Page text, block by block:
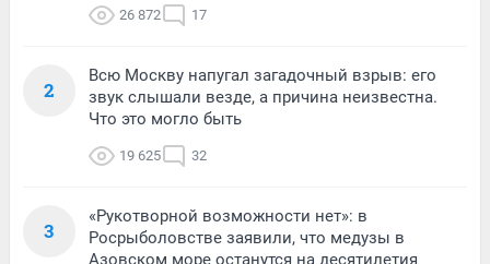
26 872 17
2
Всю Москву напугал загадочный взрыв: его
звук слышали везде, а причина неизвестна.
Что это могло быть
19 625 32
3
«Рукотворной возможности нет»: в
Росрыболовстве заявили, что медузы в
Азовском море останутся на десятилетия